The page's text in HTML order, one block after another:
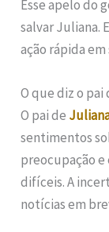
Esse apelo do
salvar Juliana.
ação rápida
O que diz o pai
O pai de
sentimentos
preocupação
difíceis. A
notícias em